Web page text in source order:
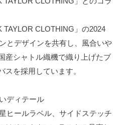
TAYLOR CLOTHING」の2024
とデザインを共有し、風合いや
産シャトル織機で織り上げたブ
スを採用しています。
ディテール
ヒールラベル、サイドステッチ